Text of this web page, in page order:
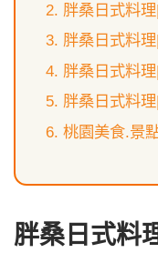
胖桑日式料
胖桑日式料
胖桑日式料
胖桑日式料
桃園美食.景
胖桑日式料